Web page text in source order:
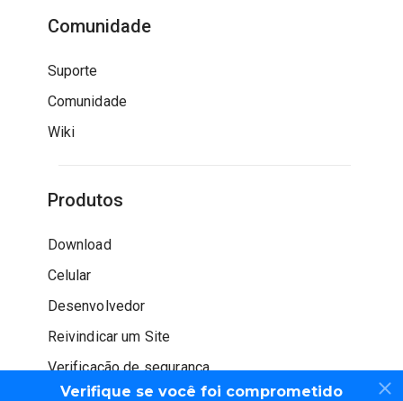
Verifique se você foi comprometido
Comunidade
Suporte
Comunidade
Wiki
Produtos
Download
Celular
Desenvolvedor
Reivindicar um Site
Verificação de segurança